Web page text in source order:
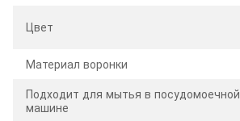
Цвет
Материал воронки
Подходит для мытья в посудомоечной
машине